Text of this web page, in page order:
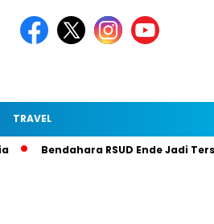
TRAVEL
Bendahara RSUD Ende Jadi